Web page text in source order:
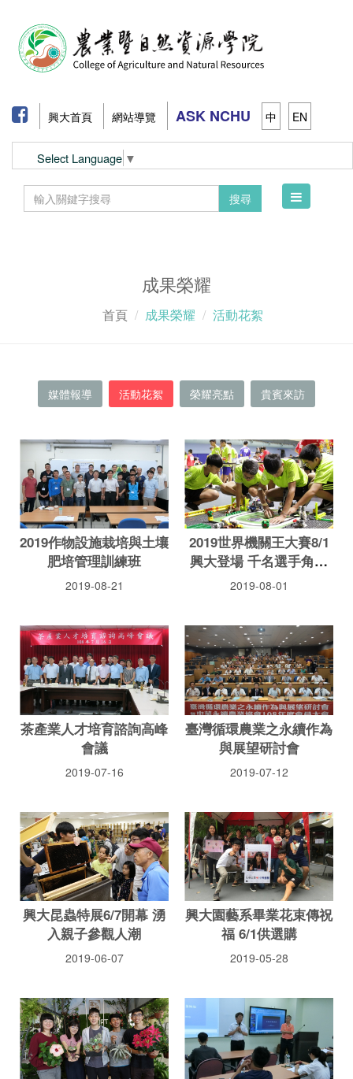
興大首頁 網站導覽 ASK NCHU 中 EN
Select Language ▼
搜尋
Toggle
成果榮耀
首頁 成果榮耀 活動花絮
媒體報導 活動花絮 榮耀亮點 貴賓來訪
2019作物設施栽培與土壤
肥培管理訓練班
2019-08-21
2019世界機關王大賽8/1
興大登場 千名選手角逐
冠軍
2019-08-01
茶產業人才培育諮詢高峰
會議
2019-07-16
臺灣循環農業之永續作為
與展望研討會
2019-07-12
興大昆蟲特展6/7開幕 湧
入親子參觀人潮
2019-06-07
興大園藝系畢業花束傳祝
福 6/1供選購
2019-05-28